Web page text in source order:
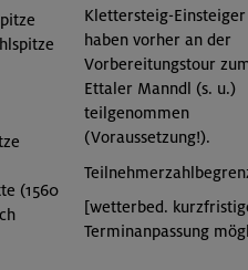
(1560
Klettersteig-Einsteiger
haben vorher an der
Vorbereitungstour
Ettaler Manndl (s. u.)
teilgenommen
(Voraussetzung!).
[wetterbed.
Terminanpassung